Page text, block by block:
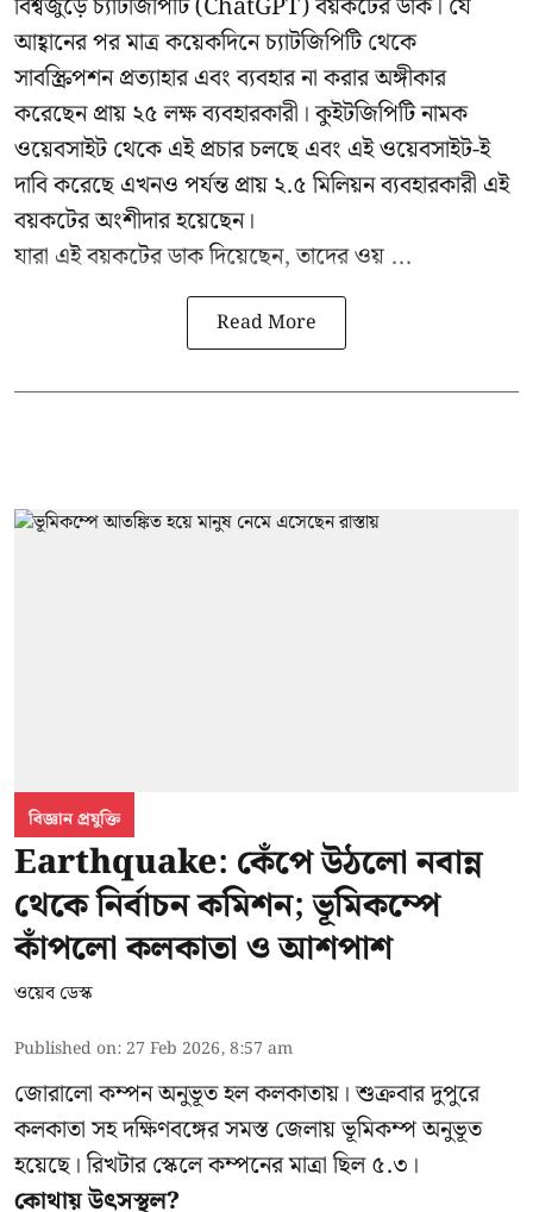
আহ্বানের পর মাত্র কয়েকদিনে চ্যাটজিপিটি থেকে
সাবস্ক্রিপশন প্রত্যাহার এবং ব্যবহার না করার অঙ্গীকার
করেছেন প্রায় ২৫ লক্ষ ব্যবহারকারী।কুইটজিপিটিনামক
ওয়েবসাইট থেকে এই প্রচার চলছে এবং এই ওয়েবসাইট-ই
দাবি করেছে এখনও পর্যন্ত প্রায় ২.৫ মিলিয়ন ব্যবহারকারী এই
বয়কটের অংশীদার হয়েছেন।
যারা এই বয়কটের ডাক দিয়েছেন, তাদের ওয় ...
Read More
বিজ্ঞান প্রযুক্তি
Earthquake: কেঁপে উঠলো নবান্ন
থেকে নির্বাচন কমিশন; ভূমিকম্পে
কাঁপলো কলকাতা ও আশপাশ
ওয়েব ডেস্ক
Published on: 27 Feb 2026, 8:57 am
জোরালো কম্পন অনুভূত হল কলকাতায়। শুক্রবার দুপুরে
কলকাতা সহ দক্ষিণবঙ্গের সমস্ত জেলায় ভূমিকম্প অনুভূত
হয়েছে। রিখটার স্কেলে কম্পনের মাত্রা ছিল ৫.৩।
কোথায় উৎসস্থল?